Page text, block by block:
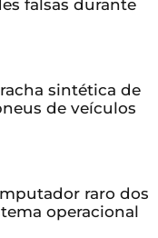
falsas durante
sintética de
de veículos
raro dos
operacional